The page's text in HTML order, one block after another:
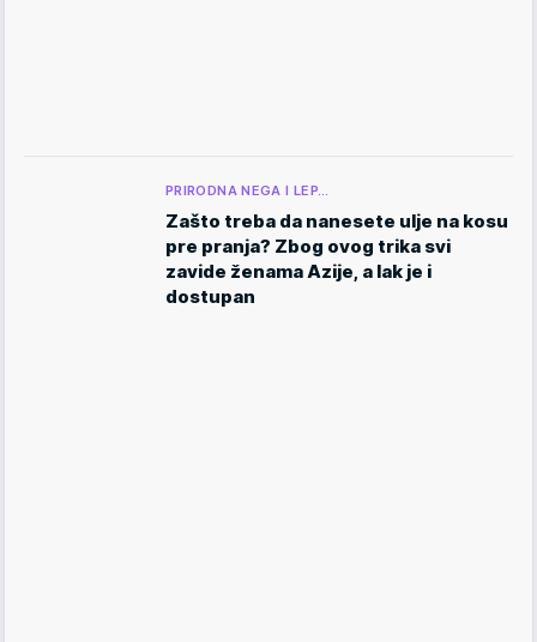
PRIRODNA NEGA I LEP…
Zašto treba da nanesete ulje na kosu
pre pranja? Zbog ovog trika svi
zavide ženama Azije, a lak je i
dostupan